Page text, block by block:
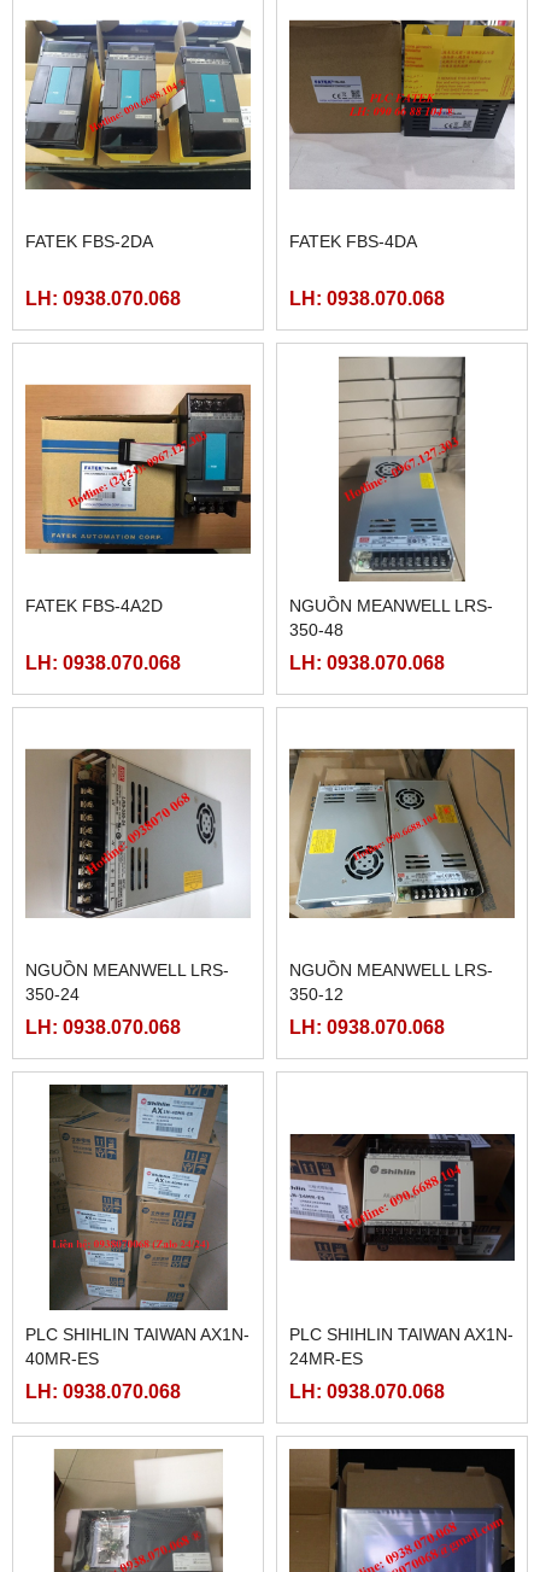
FATEK FBS-2DA
LH: 0938.070.068
FATEK FBS-4DA
LH: 0938.070.068
FATEK FBS-4A2D
LH: 0938.070.068
NGUỒN MEANWELL LRS-
350-48
LH: 0938.070.068
NGUỒN MEANWELL LRS-
350-24
LH: 0938.070.068
NGUỒN MEANWELL LRS-
350-12
LH: 0938.070.068
PLC SHIHLIN TAIWAN AX1N-
40MR-ES
LH: 0938.070.068
PLC SHIHLIN TAIWAN AX1N-
24MR-ES
LH: 0938.070.068